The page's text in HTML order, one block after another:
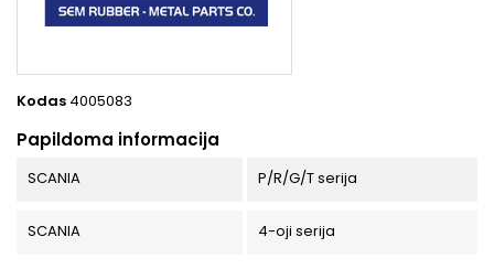
Kodas 4005083
Papildoma informacija
SCANIA P/R/G/T serija
SCANIA 4-oji serija